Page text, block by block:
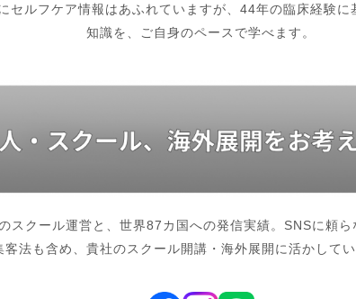
セルフケア情報はあふれていますが、44年の臨床経験に
知識を、ご自身のペースで学べます。
スクール運営と、世界87カ国への発信実績。SNSに頼ら
客法も含め、貴社のスクール開講・海外展開に活かしてい